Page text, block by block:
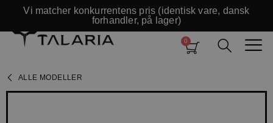
Vi matcher konkurrentens pris (identisk vare, dansk
forhandler, på lager)
ALLE MODELLER